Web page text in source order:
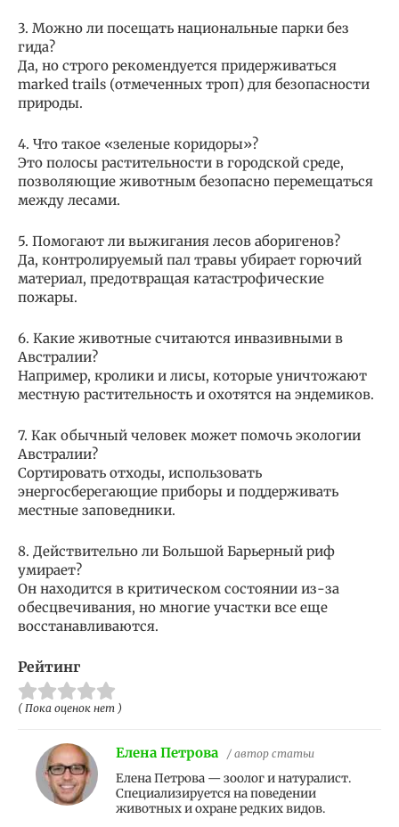
3. Можно ли посещать национальные парки без
гида?
Да, но строго рекомендуется придерживаться
marked trails (отмеченных троп) для безопасности
природы.
4. Что такое «зеленые коридоры»?
Это полосы растительности в городской среде,
позволяющие животным безопасно перемещаться
между лесами.
5. Помогают ли выжигания лесов аборигенов?
Да, контролируемый пал травы убирает горючий
материал, предотвращая катастрофические
пожары.
6. Какие животные считаются инвазивными в
Австралии?
Например, кролики и лисы, которые уничтожают
местную растительность и охотятся на эндемиков.
7. Как обычный человек может помочь экологии
Австралии?
Сортировать отходы, использовать
энергосберегающие приборы и поддерживать
местные заповедники.
8. Действительно ли Большой Барьерный риф
умирает?
Он находится в критическом состоянии из-за
обесцвечивания, но многие участки все еще
восстанавливаются.
Рейтинг
( Пока оценок нет )
Елена Петрова / автор статьи
Елена Петрова — зоолог и натуралист.
Специализируется на поведении
животных и охране редких видов.